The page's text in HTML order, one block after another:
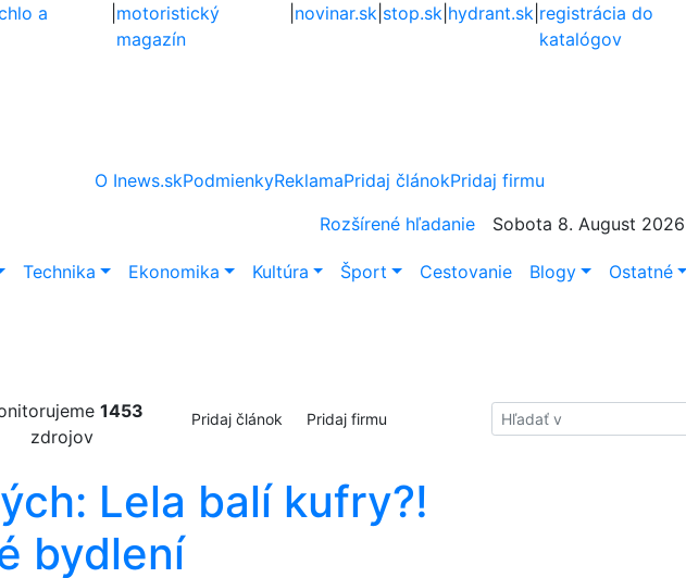
a
motoristický
magazín
novinar.sk stop.sk hydrant.sk registrácia do
katalógov
O Inews.skPodmienkyReklamaPridaj článokPridaj firmu
Rozšírené hľadanie
Sobota 8. August 2026 |
Technika Ekonomika Kultúra Šport Cestovanie Blogy Ostatné
1453
zdrojov
Pridaj článok Pridaj firmu Hladať
Lela balí kufry?!
bydlení